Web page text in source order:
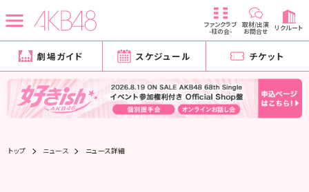
ファンクラブ
-柱の会-
取材/出演
お問合せ リクルート
劇場ガイド スケジュール チケット
トップ ニュース ニュース詳細